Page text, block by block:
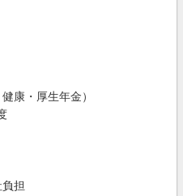
康・厚生年金）
担